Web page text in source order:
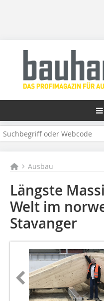
Ausbau
Längste
Welt im
Stavanger